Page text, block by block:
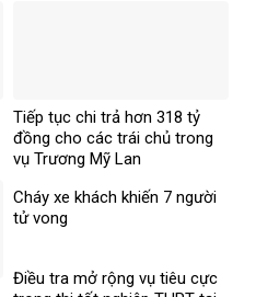
Tiếp tục chi trả hơn 318 tỷ
đồng cho các trái chủ trong
vụ Trương Mỹ Lan
Cháy xe khách khiến 7 người
tử vong​
Điều tra mở rộng vụ tiêu cực